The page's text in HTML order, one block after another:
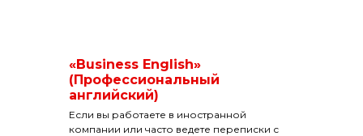
«Business English»
(Профессиональный
английский)
Если вы работаете в иностранной
компании или часто ведете переписки с